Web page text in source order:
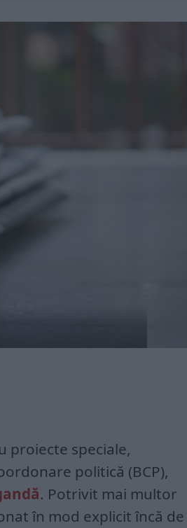
proiecte speciale,
politică (BCP),
. Potrivit mai multor
în mod explicit încă de